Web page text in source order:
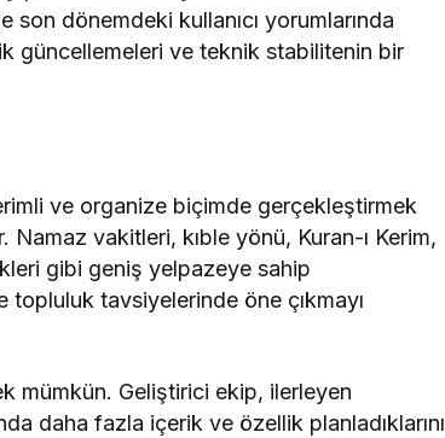
dönemdeki kullanıcı yorumlarında
güncellemeleri ve teknik stabilitenin bir
ve organize biçimde gerçekleştirmek
vakitleri, kıble yönü, Kuran-ı Kerim,
gibi geniş yelpazeye sahip
topluluk tavsiyelerinde öne çıkmayı
mümkün. Geliştirici ekip, ilerleyen
daha fazla içerik ve özellik planladıklarını